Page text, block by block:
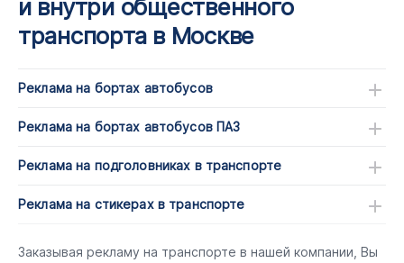
и внутри общественного
транспорта в Москве
Реклама на бортах автобусов
Реклама на бортах автобусов ПАЗ
Реклама на подголовниках в транспорте
Реклама на стикерах в транспорте
Заказывая рекламу на транспорте в нашей компании, Вы